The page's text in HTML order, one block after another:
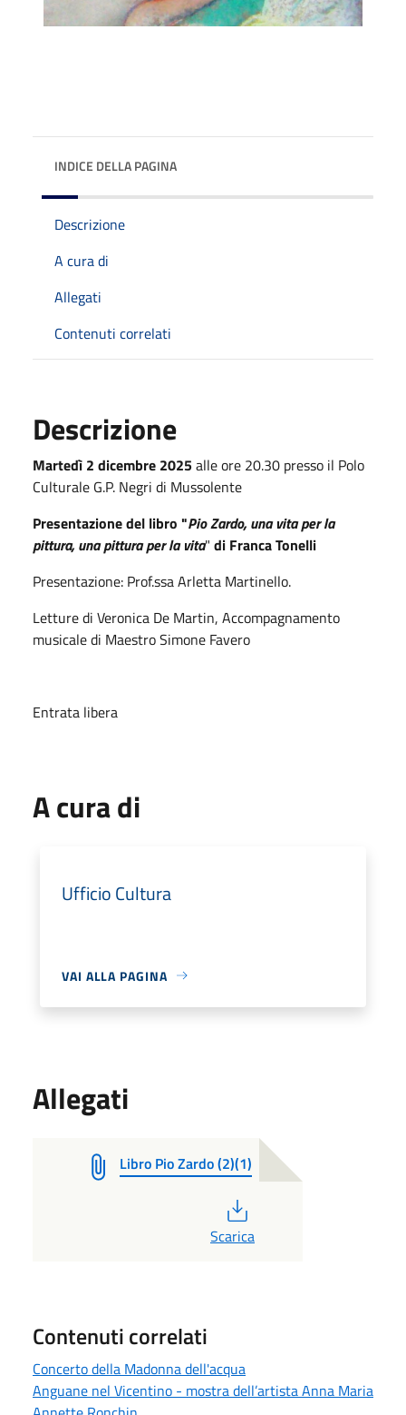
INDICE DELLA PAGINA
Descrizione
A cura di
Allegati
Contenuti correlati
Descrizione
Martedì 2 dicembre 2025alle ore 20.30 presso il Polo
Culturale G.P. Negri di Mussolente
Presentazione del libro "Pio Zardo, una vita per la
pittura, una pittura per la vita" di Franca Tonelli
Presentazione: Prof.ssa Arletta Martinello.
Letture di Veronica De Martin, Accompagnamento
musicale di Maestro Simone Favero
Entrata libera
A cura di
Ufficio Cultura
VAI ALLA PAGINA
Allegati
Libro Pio Zardo (2)(1)
Scarica
Contenuti correlati
Concerto della Madonna dell'acqua
Anguane nel Vicentino - mostra dell’artista Anna Maria